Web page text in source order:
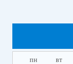
пн вт